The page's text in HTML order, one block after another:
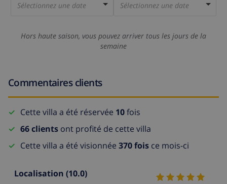
Sélectionnez une date Sélectionnez une date
Hors haute saison, vous pouvez arriver tous les jours de la
semaine
Commentaires clients
Cette villa a été réservée 10fois
66 clients ont profité de cette villa
Cette villa a été visionnée 370 fois ce mois-ci
Localisation (10.0)